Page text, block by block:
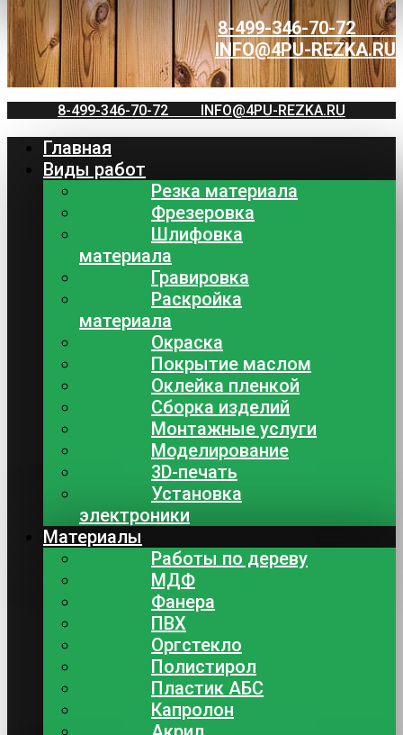
8-499-346-70-72
INFO@4PU-REZKA.RU
8-499-346-70-72 INFO@4PU-REZKA.RU
Главная
Виды работ
Резка материала
Фрезеровка
Шлифовка
материала
Гравировка
Раскройка
материала
Окраска
Покрытие маслом
Оклейка пленкой
Сборка изделий
Монтажные услуги
Моделирование
3D-печать
Установка
электроники
Материалы
Работы по дереву
МДФ
Фанера
ПВХ
Оргстекло
Полистирол
Пластик АБС
Капролон